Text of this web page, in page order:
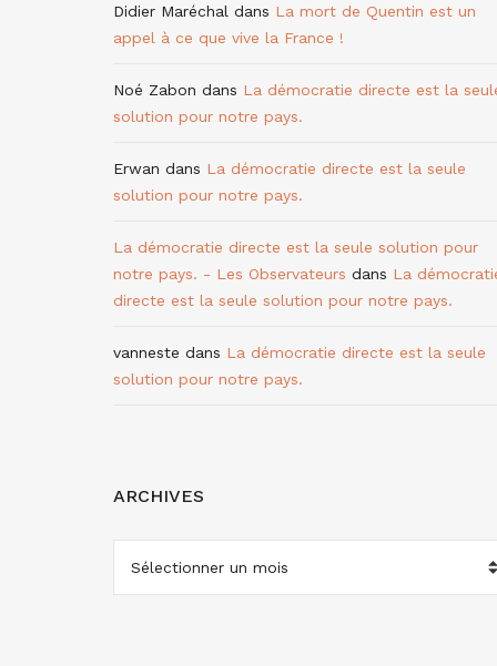
Didier Maréchal dans La mort de Quentin est un
appel à ce que vive la France !
Noé Zabon dans La démocratie directe est la
solution pour notre pays.
Erwan dans La démocratie directe est la seule
solution pour notre pays.
La démocratie directe est la seule solution pour
notre pays. - Les Observateurs dans La
directe est la seule solution pour notre pays.
vanneste dans La démocratie directe est la seule
solution pour notre pays.
ARCHIVES
ARCHIVES